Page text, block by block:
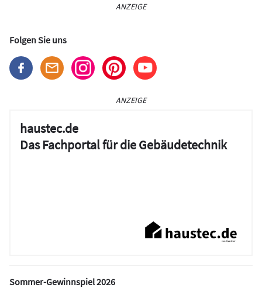
ANZEIGE
Folgen Sie uns
ANZEIGE
haustec.de
Das Fachportal für die Gebäudetechnik
Sommer-Gewinnspiel 2026